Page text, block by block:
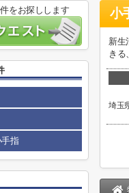
小
新生
きる
埼玉
をお探しします
指